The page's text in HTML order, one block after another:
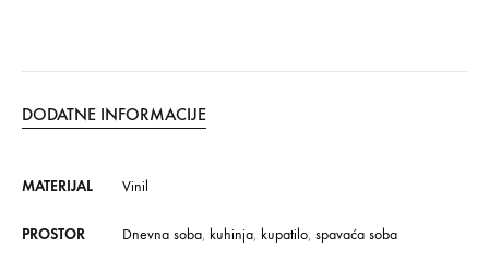
DODATNE INFORMACIJE
MATERIJAL Vinil
PROSTOR Dnevna soba, kuhinja, kupatilo, spavaća soba